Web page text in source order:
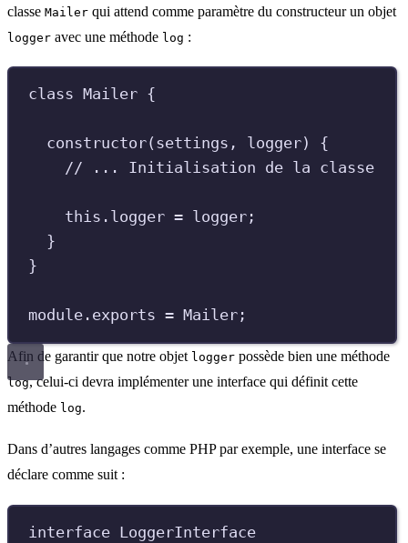
classe Mailer qui attend comme paramètre du constructeur un objet
logger avec une méthode log :
class Mailer {
constructor( settings , logger)
{
// ... Initialisation de la classe
this . logger = logger ;
}
}
module . exports = Mailer ;
Afin de garantir que notre objet logger possède bien une méthode
log, celui-ci devra implémenter une interface qui définit cette
méthode log.
Dans d’autres langages comme PHP par exemple, une interface se
déclare comme suit :
interface LoggerInterface